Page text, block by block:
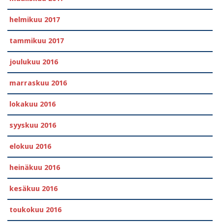
helmikuu 2017
tammikuu 2017
joulukuu 2016
marraskuu 2016
lokakuu 2016
syyskuu 2016
elokuu 2016
heinäkuu 2016
kesäkuu 2016
toukokuu 2016